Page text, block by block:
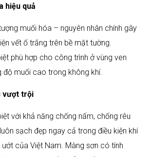
hiệu quả
muối hóa – nguyên nhân chính gây
vết ố trắng trên bề mặt tường.
phù hợp cho công trình ở vùng ven
độ muối cao trong không khí.​
vượt trội
với khả năng chống nấm, chống rêu
sạch đẹp ngay cả trong điều kiện khí
ướt của Việt Nam. Màng sơn có tính